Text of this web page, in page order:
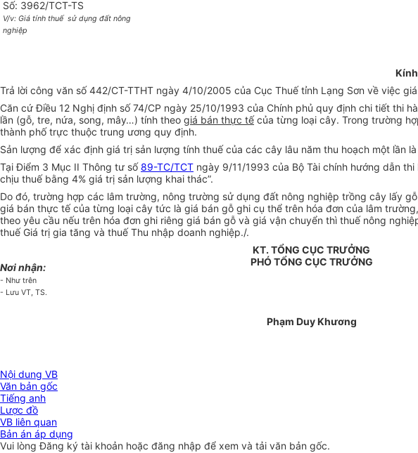
Số: 3962/TCT-TS
V/v: Giá tính thuế sử dụng đất nông
nghiệp
Trả lời công văn số 442/CT-TTHT ngày 4/10/2005 của Cục Thuế tỉnh Lạng Sơn về việc
Căn cứ Điều 12 Nghị định số 74/CP ngày 25/10/1993 của Chính phủ quy định chi tiết thi
lần (gỗ, tre, nứa, song, mây…) tính theo giá bán thực tếcủa từng loại cây. Trong trường
thành phố trực thuộc trung ương quy định.
Sản lượng để xác định giá trị sản lượng tính thuế của các cây lâu năm thu hoạch một lần
Tại Điểm 3 Mục II Thông tư số89-TC/TCT ngày 9/11/1993 của Bộ Tài chính hướng dẫn
chịu thuế bằng 4% giá trị sản lượng khai thác”.
Do đó, trường hợp các lâm trường, nông trường sử dụng đất nông nghiệp trồng cây lấy
giá bán thực tế của từng loại cây tức là giá bán gỗ ghi cụ thể trên hóa đơn của lâm
theo yêu cầu nếu trên hóa đơn ghi riêng giá bán gỗ và giá vận chuyển thì thuế nông
thuế Giá trị gia tăng và thuế Thu nhập doanh nghiệp./.
Nơi nhận:
- Như trên
- Lưu VT, TS.
KT. TỔNG CỤC TRƯỞNG
PHÓ TỔNG CỤC TRƯỞNG
Phạm Duy Khương
Nội dung VB
Văn bản gốc
Tiếng anh
Lược đồ
VB liên quan
Bản án áp dụng
Vui lòngĐăng ký tài khoản hoặc đăng nhập để xem và tải văn bản gốc.